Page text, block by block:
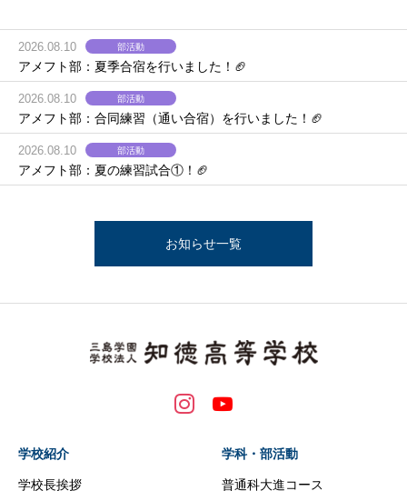
2026.08.10 部活動
アメフト部：夏季合宿を行いました！🏈
2026.08.10 部活動
アメフト部：合同練習（通い合宿）を行いました！🏈
2026.08.10 部活動
アメフト部：夏の練習試合①！🏈
お知らせ一覧
学校紹介
学校長挨拶
学科・部活動
普通科大進コース